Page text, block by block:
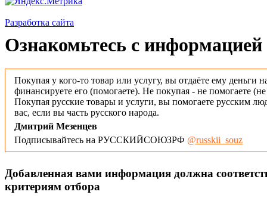
Разработка сайта
Ознакомьтесь с информацией
Покупая у кого-то товар или услугу, вы отдаёте ему деньги
финансируете его (помогаете). Не покупая - не помогаете
Покупая русские товары и услуги, вы помогаете русским
вас, если вы часть русского народа.
Дмитрий Мезенцев
Подписывайтесь на РУССКИЙСОЮЗРФ @russkii_souz
Добавленная вами информация должна
критериям отбора